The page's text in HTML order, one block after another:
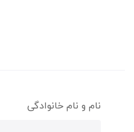
نام و نام خانوادگی